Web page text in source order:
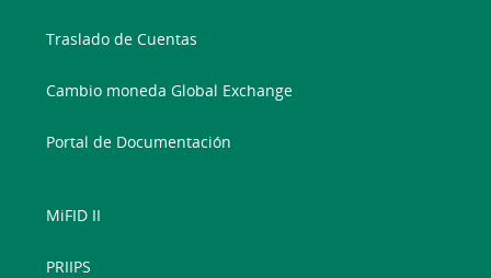
Traslado de Cuentas
Cambio moneda Global Exchange
Portal de Documentación
MiFID II
PRIIPS